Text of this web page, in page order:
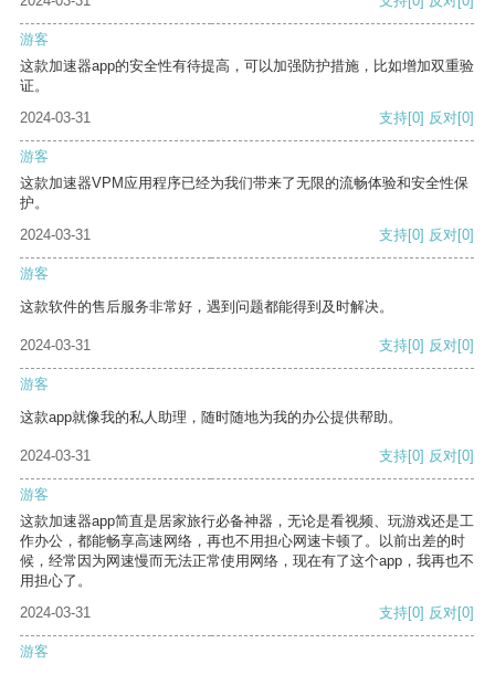
游客
这款加速器app的安全性有待提高，可以加强防护措施，比如增加双重验
证。
2024-03-31
支持[0] 反对[0]
游客
这款加速器VPM应用程序已经为我们带来了无限的流畅体验和安全性保
护。
2024-03-31
支持[0] 反对[0]
游客
这款软件的售后服务非常好，遇到问题都能得到及时解决。
2024-03-31 支持[0] 反对[0]
游客
这款app就像我的私人助理，随时随地为我的办公提供帮助。
2024-03-31 支持[0] 反对[0]
游客
这款加速器app简直是居家旅行必备神器，无论是看视频、玩游戏还是工
作办公，都能畅享高速网络，再也不用担心网速卡顿了。以前出差的时
候，经常因为网速慢而无法正常使用网络，现在有了这个app，我再也不
用担心了。
2024-03-31
支持[0] 反对[0]
游客